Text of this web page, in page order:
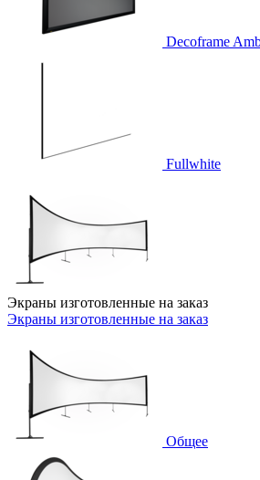
Decoframe
Fullwhite
Экраны изготовленные на заказ
Экраны изготовленные на заказ
Общее